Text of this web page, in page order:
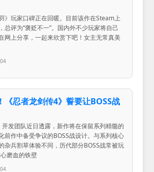
》玩家口碑正在回暖。目前该作在Steam上
总评为“褒贬不一”。国内外不少玩家将自己
网上分享，一起来欣赏下吧！女主无常真美
忍者龙剑传4》誓要让BOSS战
开发团队近日透露，新作将在保留系列精髓的
前作中备受争议的BOSS战设计。与系列核心
杂兵割草体验不同，历代部分BOSS战常被玩
磨血的铁壁